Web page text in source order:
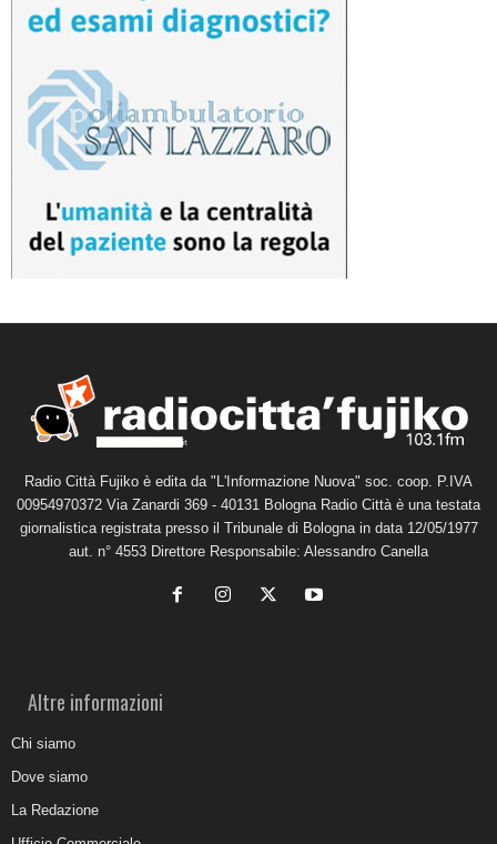
Radio Città Fujiko è edita da "L'Informazione Nuova" soc. coop. P.IVA
00954970372 Via Zanardi 369 - 40131 Bologna Radio Città è una testata
giornalistica registrata presso il Tribunale di Bologna in data 12/05/1977
aut. n° 4553 Direttore Responsabile: Alessandro Canella
Altre informazioni
Chi siamo
Dove siamo
La Redazione